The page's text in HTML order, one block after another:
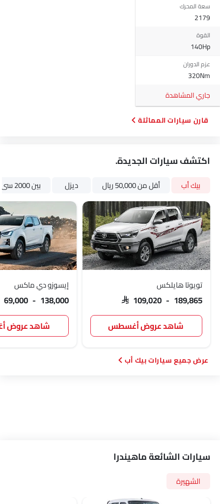
سعة المحرك
2179
القوة
140Hp
عزم الدوران
320Nm
جاري المشاهدة
قارن سيارات المماثلة
اكتشف سيارات الجديدة.
بيك أب أقل من 50,000 ريال ديزل بين 2000 سى سى و 3000 سى سى
تويوتا هايلكس
SAR 109,020 - 189,865
شاهد عروض أغسطس
إيسوزو دي ماكس
69,000 - 138,000
شاهد عروض
سيارات بيك أب
سيارات الشائعة ماهيندرا
الشهيرة